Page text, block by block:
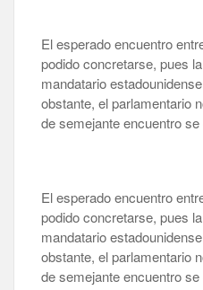
El esperado encuentro
podido concretarse, pues
mandatario
obstante, el parlamentario
de semejante encuentro
El esperado encuentro
podido concretarse, pues
mandatario
obstante, el parlamentario
de semejante encuentro